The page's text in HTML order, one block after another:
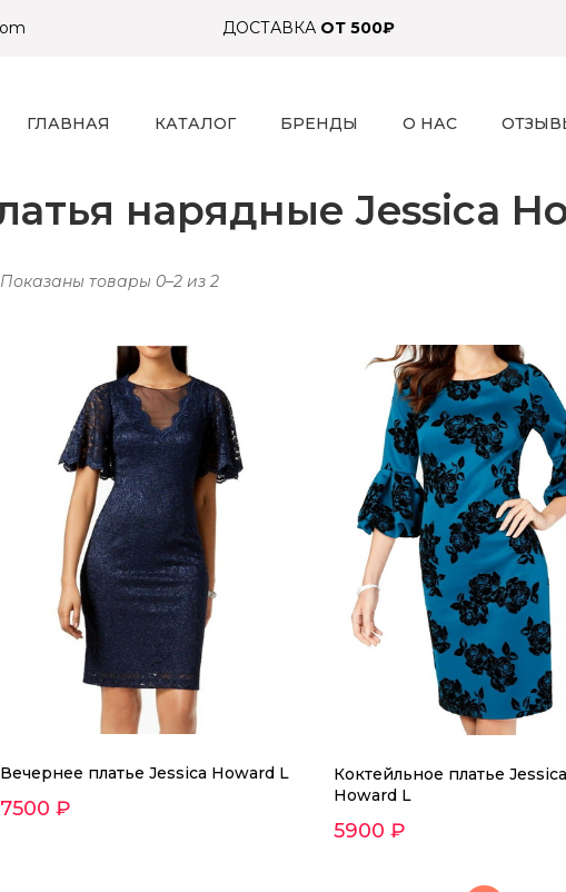
ДОСТАВКА ОТ 500₽
ГЛАВНАЯ КАТАЛОГ БРЕНДЫ О НАС
нарядные Jessica
Показаны товары 0–2 из 2
Вечернее платье Jessica Howard L
7500 ₽
Коктейльное платье Jessica
Howard L
5900 ₽